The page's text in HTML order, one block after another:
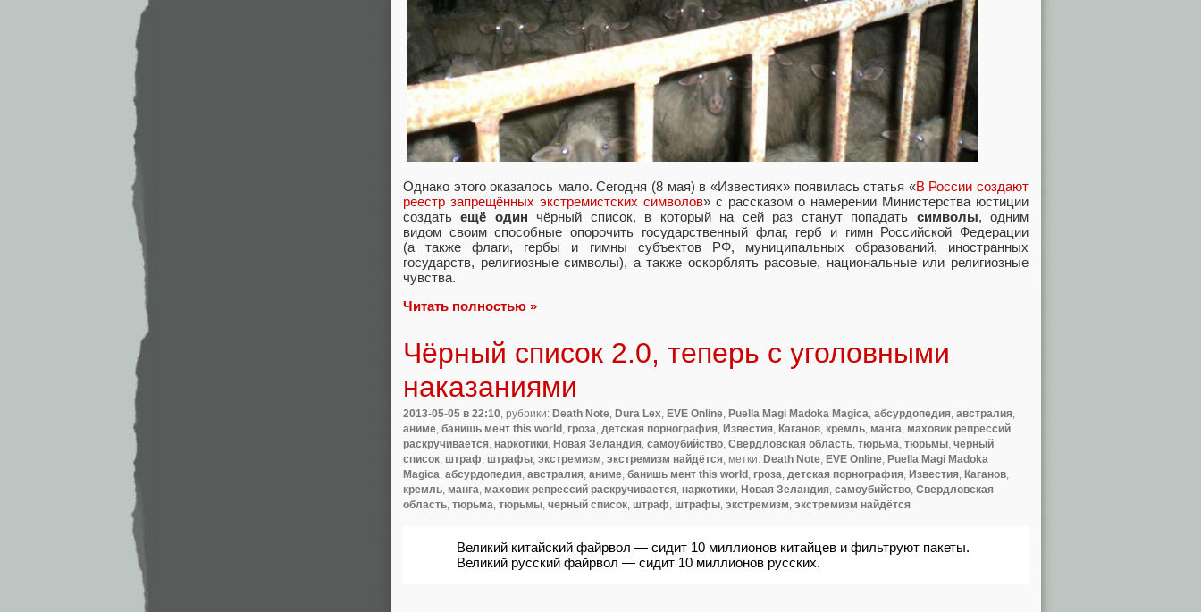
Однако этого оказалось мало. Сегодня (8 мая) в «Известиях» появилась статья «В России создают
реестр запрещённых экстремистских символов» с рассказом о намерении Министерства юстиции
создатьещё один чёрный список, в который на сей раз станут попадать символы, одним
видом своим способные опорочить государственный флаг, герб и гимн Российской Федерации
(а также флаги, гербы и гимны субъектов РФ, муниципальных образований, иностранных
государств, религиозные символы), а также оскорблять расовые, национальные или религиозные
чувства.
Читать полностью »
Чёрный список 2.0, теперь с уголовными
наказаниями
2013-05-05 в 22:10, рубрики: Death Note, Dura Lex, EVE Online, Puella Magi Madoka Magica, абсурдопедия, австралия,
аниме, банишь мент this world , гроза, детская порнография, Известия, Каганов, кремль, манга, маховик репрессий
раскручивается, наркотики, Новая Зеландия, самоубийство, Свердловская область, тюрьма, тюрьмы, черный
список, штраф, штрафы, экстремизм, экстремизм найдётся, метки: Death Note, EVE Online, Puella Magi Madoka
Magica, абсурдопедия, австралия, аниме, банишь мент this world , гроза, детская порнография, Известия, Каганов,
кремль, манга, маховик репрессий раскручивается, наркотики, Новая Зеландия, самоубийство, Свердловская
область, тюрьма, тюрьмы, черный список, штраф, штрафы, экстремизм, экстремизм найдётся
Великий китайский файрвол — сидит 10 миллионов китайцев и фильтруют пакеты.
Великий русский файрвол — сидит 10 миллионов русских.